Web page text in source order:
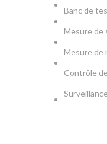
Banc de
Mesure de
Mesure de
Contrôle